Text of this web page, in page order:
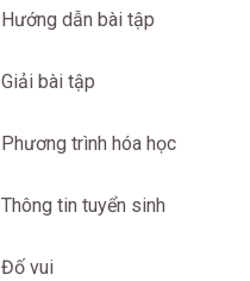
Hướng dẫn bài tập
Giải bài tập
Phương trình hóa học
Thông tin tuyển sinh
Đố vui